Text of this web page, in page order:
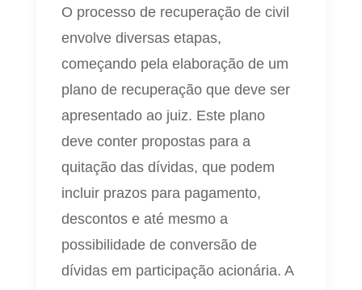
O processo de recuperação de civil
envolve diversas etapas,
começando pela elaboração de um
plano de recuperação que deve ser
apresentado ao juiz. Este plano
deve conter propostas para a
quitação das dívidas, que podem
incluir prazos para pagamento,
descontos e até mesmo a
possibilidade de conversão de
dívidas em participação acionária. A